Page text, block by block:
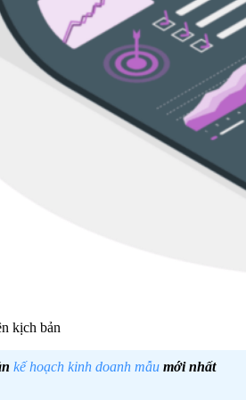
kịch bản
kế hoạch kinh doanh mẫu mới nhất